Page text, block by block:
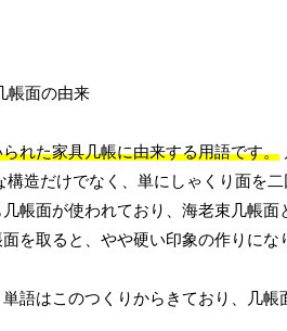
れた家具几帳に由来する用語です。
構造だけでなく、単にしゃくり面を
帳面が使われており、海老束几帳
を取ると、やや硬い印象の作りにな
語はこのつくりからきており、几